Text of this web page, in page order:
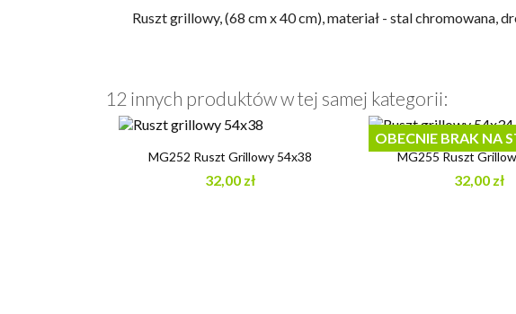
Ruszt grillowy, (68 cm x 40 cm), materiał - stal
12 innych produktów w tej samej kategorii:
 Szybki podgląd
MG252 Ruszt Grillowy 54x38
32,00 zł
Szybki
MG255 Ruszt
32,00 zł
OBECNIE BRAK NA